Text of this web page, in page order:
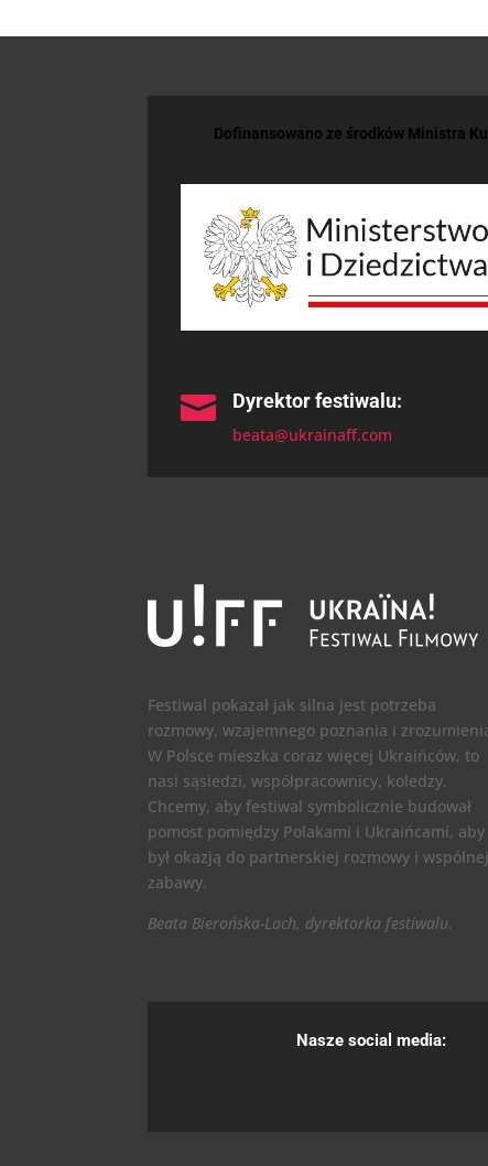
Dofinansowano ze środków Ministra
 Dyrektor festiwalu:
beata@ukrainaff.com
Festiwal pokazał jak silna jest potrzeba
rozmowy, wzajemnego poznania i
W Polsce mieszka coraz więcej Ukraińców, to
nasi sąsiedzi, współpracownicy, koledzy.
Chcemy, aby festiwal symbolicznie budował
pomost pomiędzy Polakami i Ukraińcami, aby
był okazją do partnerskiej rozmowy i wspólnej
zabawy.
Beata Bierońska-Lach, dyrektorka festiwalu.
Nasze social media: